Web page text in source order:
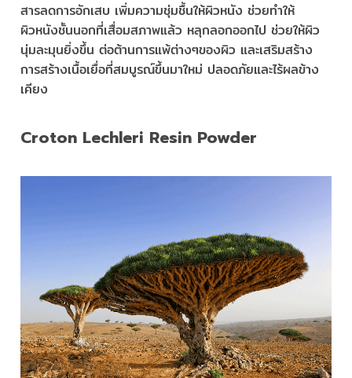
สารลดการอักเสบ เพิ่มความชุ่มชื้นให้ผิวหนัง ช่วยทำให้
ผิวหนังชั้นนอกที่เสื่อมสภาพแล้ว หลุกลอกออกไป ช่วยให้ผิว
นุ่มละมุนยิ่งขึ้น ต่อต้านการแพ้ต่างๆของผิว และเสริมสร้าง
การสร้างเนื้อเยื่อที่สมบูรณ์ขึ้นมาใหม่ ปลอดภัยและไร้ผลข้าง
เคียง
Croton Lechleri Resin Powder